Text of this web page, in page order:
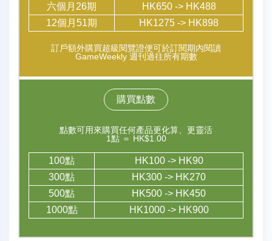
六個月26期
HK650 -> HK488
12個月51期
HK1275 -> HK898
訂戶額外購買超級閱覽證便可於訂閱期內閱讀
GameWeekly 週刊過往所有期數
購買點數
點數可用來購買任何產品更化算、更靈活
1點 ＝ HK$1.00
100點
HK100 -> HK90
300點
HK300 -> HK270
500點
HK500 -> HK450
1000點
HK1000 -> HK900